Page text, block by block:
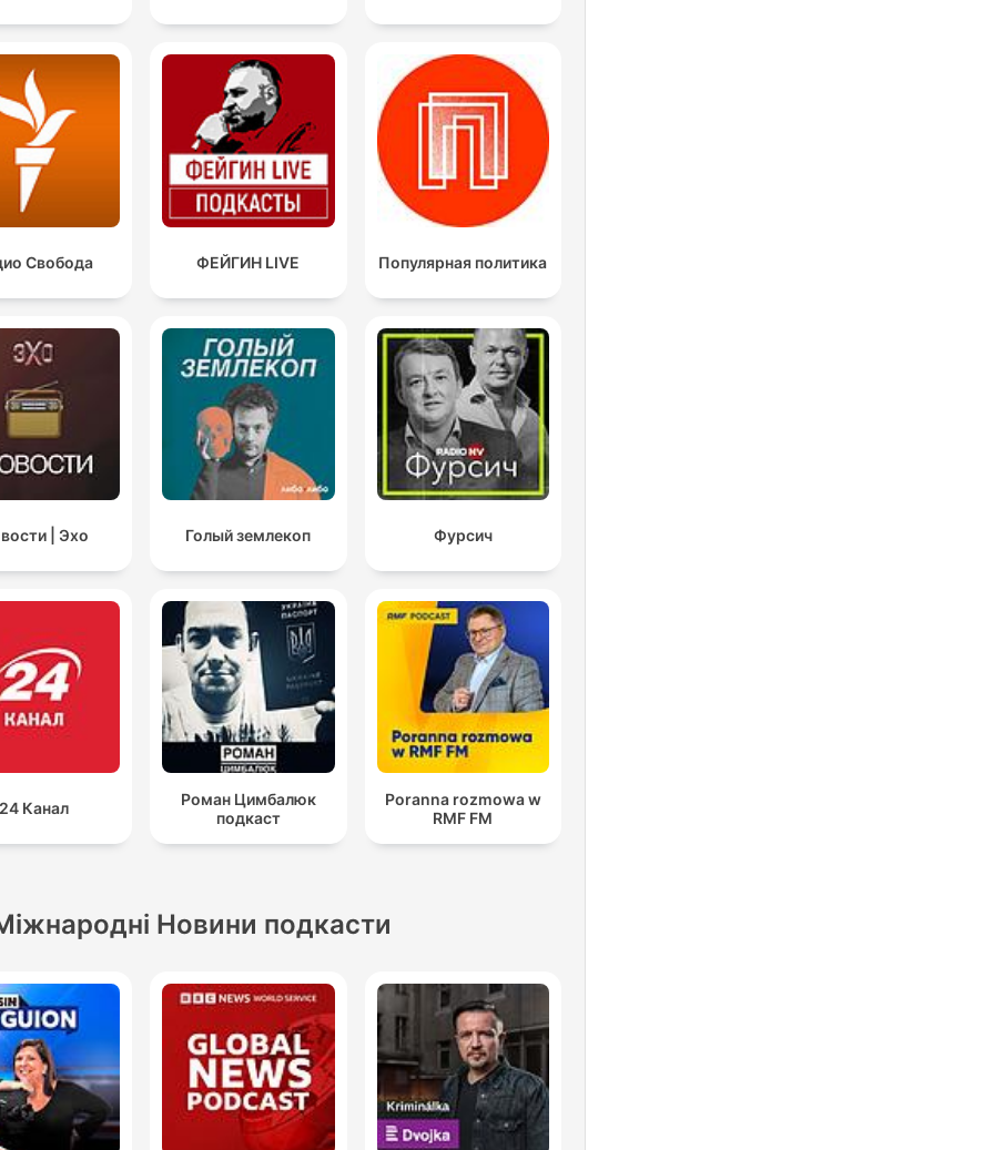
Свобода ФЕЙГИН LIVE Популярная политика
| Эхо Голый землекоп Фурсич
24 Канал
Роман Цимбалюк
подкаст
Poranna rozmowa w
RMF FM
Новини подкасти